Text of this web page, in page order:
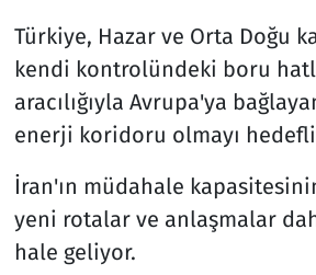
Türkiye, Hazar ve Orta Doğu
kendi kontrolündeki boru
aracılığıyla Avrupa'ya
enerji koridoru olmayı
İran'ın müdahale
yeni rotalar ve anlaşmalar
hale geliyor.